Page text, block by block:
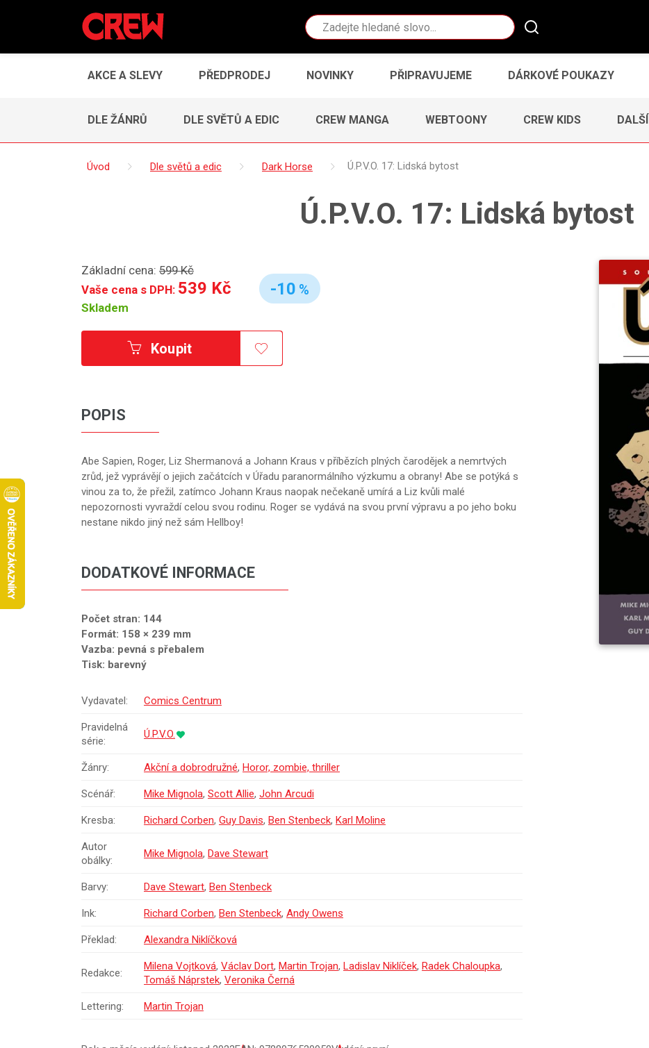
Vyhledávání
AKCE A SLEVY PŘEDPRODEJ NOVINKY PŘIPRAVUJEME DÁRKOVÉ POUKAZY
DLE ŽÁNRŮ DLE SVĚTŮ A EDIC CREW MANGA WEBTOONY CREW KIDS DALŠÍ
Úvod Dle světů a edic Dark Horse Ú.P.V.O. 17: Lidská bytost
Ú.P.V.O. 17: Lidská bytost
Základní cena: 599 Kč
Vaše cena s DPH: 539 Kč
Skladem
-10 %
Koupit
POPIS
Abe Sapien, Roger, Liz Shermanová a Johann Kraus v příbězích plných čarodějek a nemrtvých
zrůd, jež vyprávějí o jejich začátcích v Úřadu paranormálního výzkumu a obrany! Abe se potýká s
vinou za to, že přežil, zatímco Johann Kraus naopak nečekaně umírá a Liz kvůli malé
nepozornosti vyvraždí celou svou rodinu. Roger se vydává na svou první výpravu a po jeho boku
nestane nikdo jiný než sám Hellboy!
DODATKOVÉ INFORMACE
Počet stran: 144
Formát: 158 × 239 mm
Vazba: pevná s přebalem
Tisk: barevný
Vydavatel: Comics Centrum
Pravidelná
série:
Ú.P.V.O.
Žánry: Akční a dobrodružné, Horor, zombie, thriller
Scénář: Mike Mignola, Scott Allie, John Arcudi
Kresba: Richard Corben, Guy Davis, Ben Stenbeck, Karl Moline
Autor
obálky:
Mike Mignola, Dave Stewart
Barvy: Dave Stewart, Ben Stenbeck
Ink: Richard Corben, Ben Stenbeck, Andy Owens
Překlad: Alexandra Niklíčková
Redakce:
Milena Vojtková, Václav Dort, Martin Trojan, Ladislav Niklíček, Radek Chaloupka,
Tomáš Náprstek, Veronika Černá
Lettering: Martin Trojan